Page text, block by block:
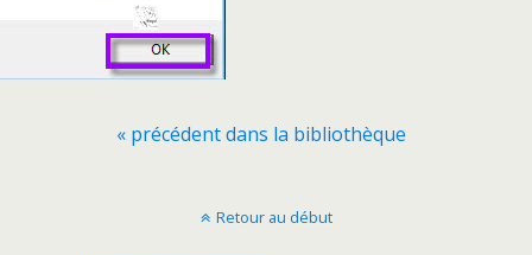
« précédent dans la bibliothèque
Retour au début